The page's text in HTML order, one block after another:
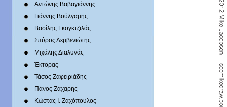
Αντώνης Βαβαγιάννης
Γιάννης Βούλγαρης
Βασίλης Γκογκτζιλάς
Σπύρος Δερβενιώτης
Mιχάλης Διαλυνάς
Έκτορας
Τάσος Ζαφειριάδης
Πάνος Ζάχαρης
Κώστας Ι. Ζαχόπουλoς